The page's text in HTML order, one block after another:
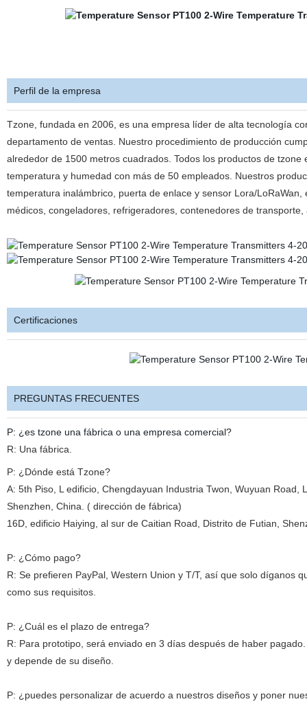
Perfil de la empresa
Tzone, fundada en 2006, es una empresa líder de alta tecnología
departamento de ventas. Nuestro procedimiento de producción
alrededor de 1500 metros cuadrados. Todos los productos de
temperatura y humedad con más de 50 empleados. Nuestros
temperatura inalámbrico, puerta de enlace y sensor Lora/
médicos, congeladores, refrigeradores, contenedores de
Certificaciones
PREGUNTAS FRECUENTES
P: ¿es tzone una fábrica o una empresa comercial?
R: Una fábrica.
P: ¿Dónde está Tzone?
A: 5th Piso, L edificio, Chengdayuan Industria Twon, Wuyuan
Shenzhen, China. ( dirección de fábrica)
16D, edificio Haiying, al sur de Caitian Road, Distrito de Futian,
P: ¿Cómo pago?
R: Se prefieren PayPal, Western Union y T/T, así que solo díganos
como sus requisitos.
P: ¿Cuál es el plazo de entrega?
R: Para prototipo, será enviado en 3 días después de haber
y depende de su diseño.
P: ¿puedes personalizar de acuerdo a nuestros diseños y poner